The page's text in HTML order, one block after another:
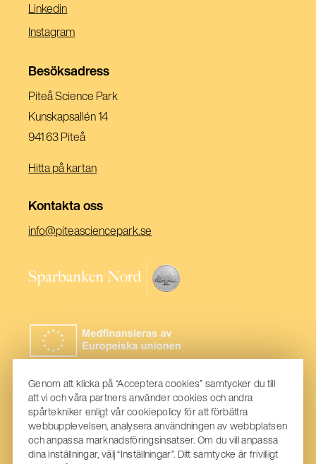
Linkedin(Öppnas
Nytt
Instagram(Öppnas
Ett
Besöksadress
Piteå Science Park
Kunskapsallén 14
941 63 Piteå
Hitta på kartan
Kontakta oss
info@piteasciencepark.se
ett
nytt
(Öppnas
nytt
fönster)
Genom att klicka på “Acceptera cookies” samtycker du till
att vi och våra partners använder cookies och andra
spårtekniker enligt vår cookiepolicy för att förbättra
webbupplevelsen, analysera användningen av webbplatsen
och anpassa marknadsföringsinsatser. Om du vill anpassa
dina inställningar, välj “Inställningar”. Ditt samtycke är frivilligt